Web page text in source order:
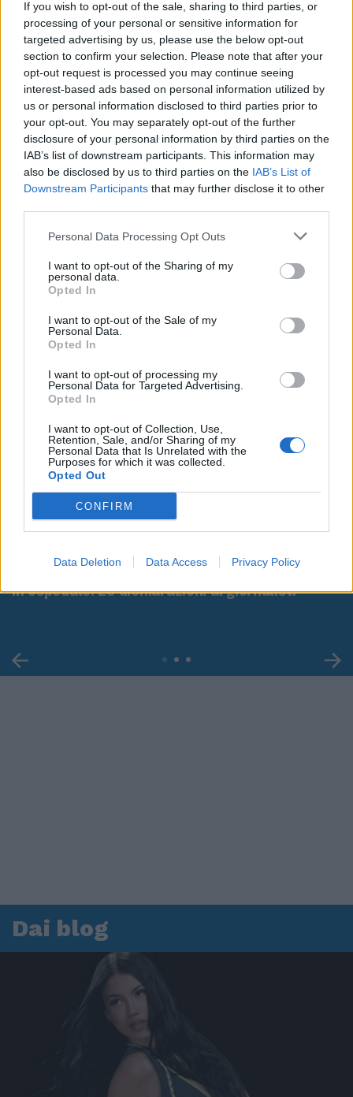
If you wish to opt-out of the sale, sharing to third parties, or
processing of your personal or sensitive information for
targeted advertising by us, please use the below opt-out
section to confirm your selection. Please note that after your
opt-out request is processed you may continue seeing
interest-based ads based on personal information utilized by
us or personal information disclosed to third parties prior to
your opt-out. You may separately opt-out of the further
disclosure of your personal information by third parties on the
IAB’s list of downstream participants. This information may
also be disclosed by us to third parties on the IAB’s List of
Downstream Participants that may further disclose it to other
Personal Data Processing Opt Outs
I want to opt-out of the Sharing of my
personal data.
Opted In
I want to opt-out of the Sale of my
Personal Data.
Opted In
I want to opt-out of processing my
Personal Data for Targeted Advertising.
Opted In
I want to opt-out of Collection, Use,
Retention, Sale, and/or Sharing of my
Personal Data that Is Unrelated with the
Purposes for which it was collected.
Opted Out
CONFIRM
Data Deletion Data Access Privacy Policy
00:00 01:16
in ospedale. Le dichiarazioni ai giornalisti
Dai blog